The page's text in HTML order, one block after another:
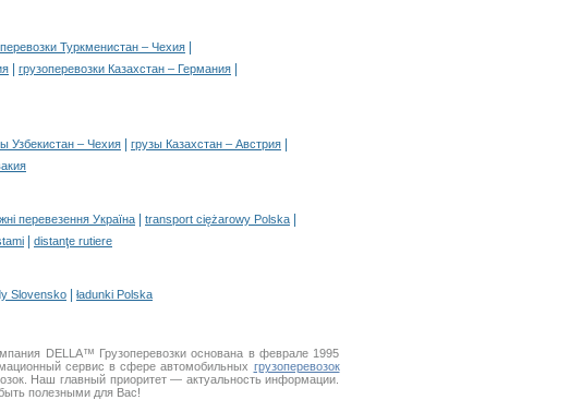
Туркменистан – Чехия
грузоперевозки Казахстан – Германия
Узбекистан – Чехия грузы Казахстан – Австрия
перевезення Україна transport ciężarowy Polska
distanţe rutiere
Slovensko ładunki Polska
DELLA™ Грузоперевозки основана в феврале 1995
сервис в сфере автомобильных грузоперевозок
Наш главный приоритет — актуальность информации.
полезными для Вас!